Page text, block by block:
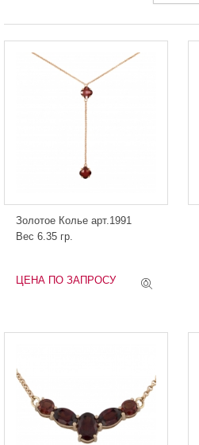
Золотое Колье арт.1991
Вес 6.35 гр.
ЦЕНА ПО ЗАПРОСУ